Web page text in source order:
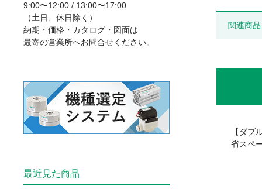
関連商品
【ダブ
省スペ
9:00〜12:00 / 13:00〜17:00
（土日、休日除く）
納期・価格・カタログ・図面は
最寄の営業所へお問合せください。
最近見た商品